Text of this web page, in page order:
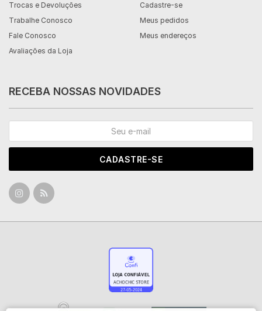
Trocas e Devoluções
Trabalhe Conosco
Fale Conosco
Avaliações da Loja
Cadastre-se
Meus pedidos
Meus endereços
RECEBA NOSSAS NOVIDADES
CADASTRE-SE